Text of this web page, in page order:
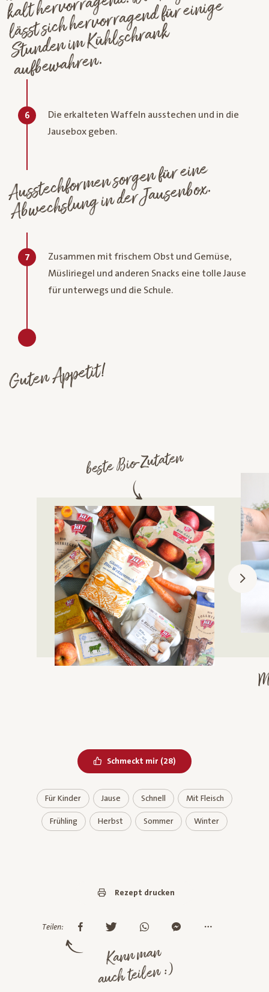
lässt sich hervorragend für einige
m Kühlschrank
wahren.
6
Die erkalteten Waffeln ausstechen und in die
Jausebox geben.
Ausstechfor
men sorgen für eine
Ab
wechslung in der Jausenbox.
7
Zusammen mit frischem Obst und Gemüse,
Müsliriegel und anderen Snacks eine tolle Jause
für unterwegs und die Schule.
Guten Appetit!
beste Bio-Zutaten
Schmeckt mir Bereits geliked
(28)
Für Kinder Jause Schnell Mit Fleisch
Frühling Herbst Sommer Winter
Rezept drucken
Teilen:
Kann man
auch teilen :)